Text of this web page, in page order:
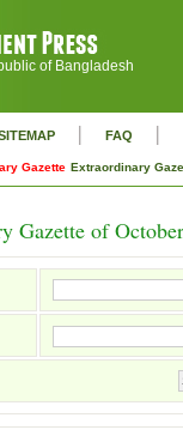
of Bangladesh
| FAQ |
Gazette Extraordinary
Gazette of